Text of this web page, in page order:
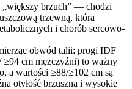
„większy brzuch” — chodzi
trzewną, która
i chorób sercowo-
obwód talii: progi IDF
cm mężczyźni) to ważny
a wartości ≥88/≥102 cm są
otyłość brzuszna i wysokie